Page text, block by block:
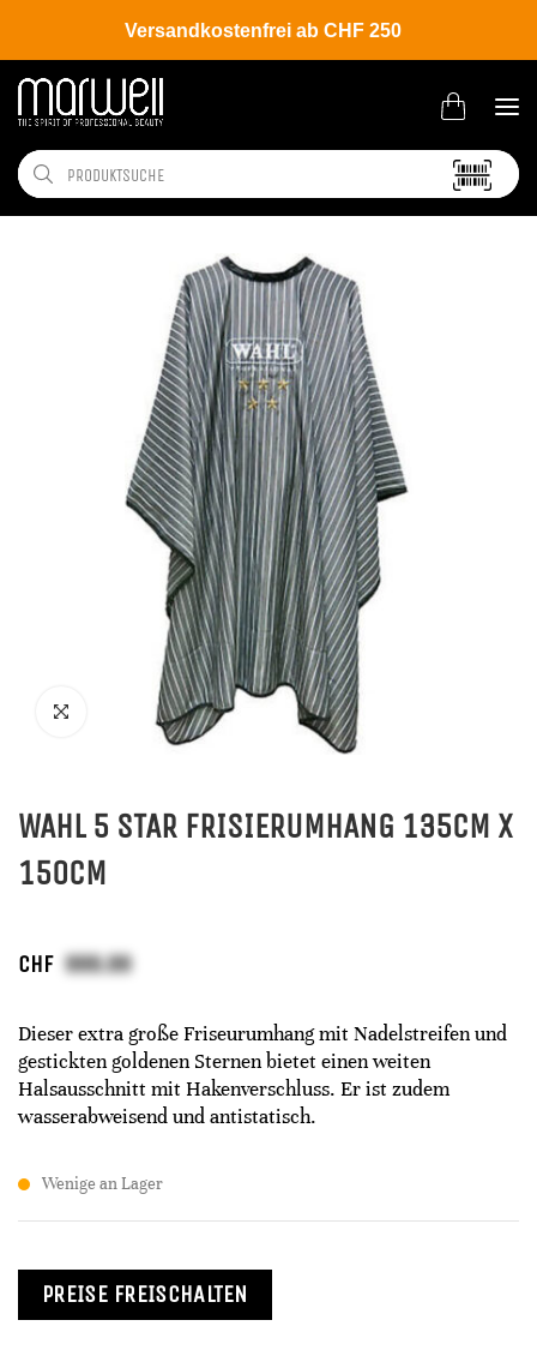
Versandkostenfrei ab CHF 250
Shop Brands Wahl
WAHL 5 STAR FRISIERUMHANG 135CM X
150CM
CHF
Dieser extra große Friseurumhang mit Nadelstreifen und
gestickten goldenen Sternen bietet einen weiten
Halsausschnitt mit Hakenverschluss. Er ist zudem
wasserabweisend und antistatisch.
Wenige an Lager
PREISE FREISCHALTEN